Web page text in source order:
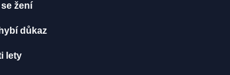
žení
důkaz
lety